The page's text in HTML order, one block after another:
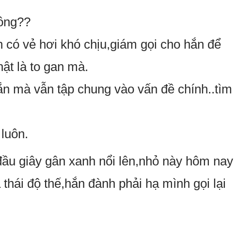
có vẻ hơi khó chịu,giám gọi cho hắn để
là to gan mà.
mà vẫn tập chung vào vấn đề chính..tìm
giây gân xanh nổi lên,nhỏ này hôm nay
độ thế,hắn đành phải hạ mình gọi lại